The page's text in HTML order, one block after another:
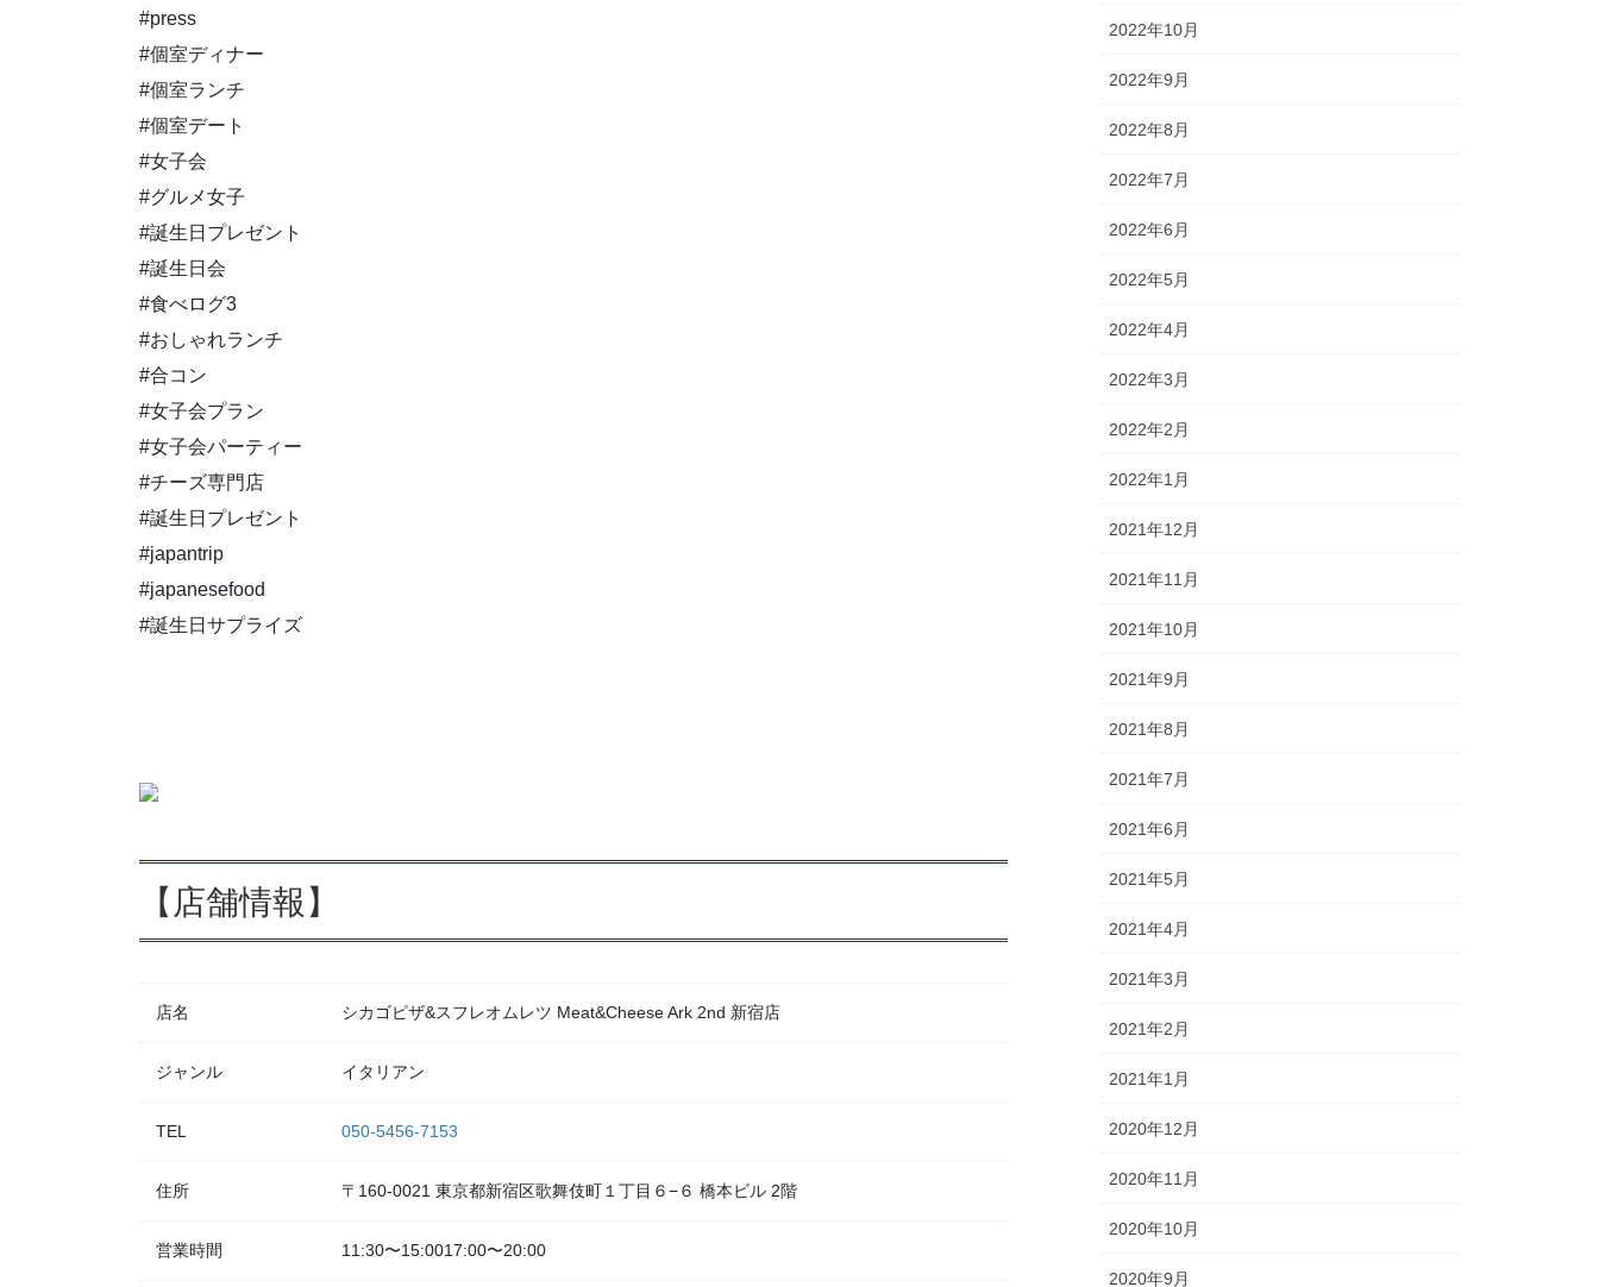
#press
#個室ディナー
#個室ランチ
#個室デート
#女子会
#グルメ女子
#誕生日プレゼント
#誕生日会
#食べログ3
#おしゃれランチ
#合コン
#女子会プラン
#女子会パーティー
#チーズ専門店
#誕生日プレゼント
#japantrip
#japanesefood
#誕生日サプライズ
【店舗情報】
店名 シカゴピザ&スフレオムレツ Meat&Cheese Ark 2nd 新宿店
ジャンル イタリアン
TEL 050-5456-7153
住所 〒160-0021 東京都新宿区歌舞伎町１丁目６−６ 橋本ビル 2階
営業時間 11:30〜15:0017:00〜20:00
2022年10月
2022年9月
2022年8月
2022年7月
2022年6月
2022年5月
2022年4月
2022年3月
2022年2月
2022年1月
2021年12月
2021年11月
2021年10月
2021年9月
2021年8月
2021年7月
2021年6月
2021年5月
2021年4月
2021年3月
2021年2月
2021年1月
2020年12月
2020年11月
2020年10月
2020年9月